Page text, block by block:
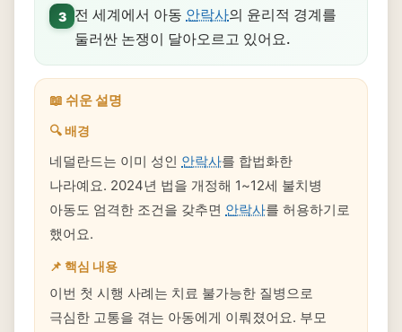
3 전 세계에서 아동 안락사의 윤리적 경계를
둘러싼 논쟁이 달아오르고 있어요.
📖 쉬운 설명
🔍 배경
네덜란드는 이미 성인 안락사를 합법화한
나라예요. 2024년 법을 개정해 1~12세 불치병
아동도 엄격한 조건을 갖추면 안락사를 허용하기로
했어요.
📌 핵심 내용
이번 첫 시행 사례는 치료 불가능한 질병으로
극심한 고통을 겪는 아동에게 이뤄졌어요. 부모